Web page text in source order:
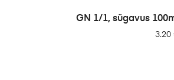
LISA
GN 1/1, sügavus
3.20